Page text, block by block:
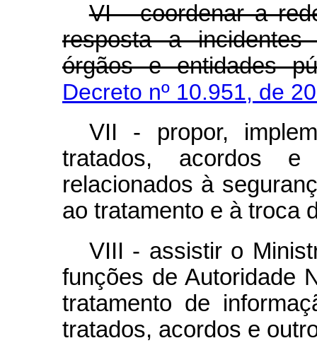
VI - coordenar a
resposta a incidentes
órgãos e entidades
Decreto nº 10.951, de
VII - propor,
tratados, acordos e
relacionados à
ao tratamento e à troca
VIII - assistir o
funções de Autoridade
tratamento de
tratados, acordos e